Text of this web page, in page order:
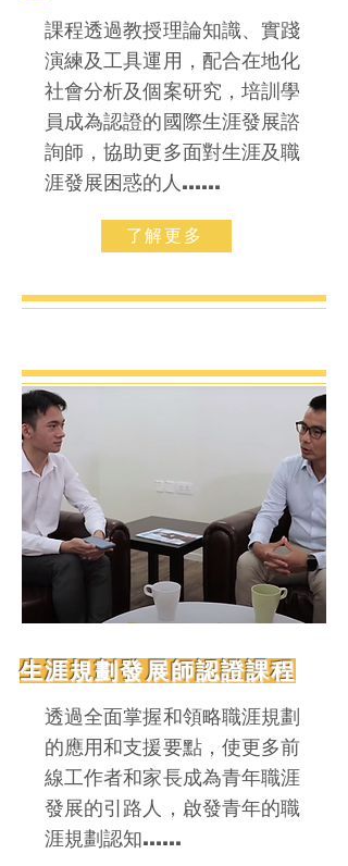
課程透過教授理論知識、實踐
演練及工具運用，配合在地化
社會分析及個案研究，培訓學
員成為認證的國際生涯發展諮
詢師，協助更多面對生涯及職
涯發展困惑的人......
了解更多
生涯規劃發展師認證課程
透過全面掌握和領略職涯規劃
的應用和支援要點，使更多前
線工作者和家長成為青年職涯
發展的引路人，啟發青年的職
涯規劃認知......